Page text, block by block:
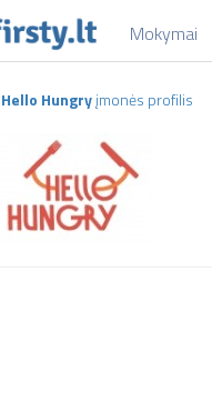
Mokymai
Hello Hungryįmonės profilis